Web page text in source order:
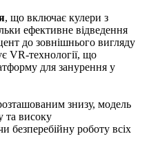
, що включає кулери з
ефективне відведення
до зовнішнього вигляду
VR-технології, що
для занурення у
знизу, модель
та високу
безперебійну роботу всіх